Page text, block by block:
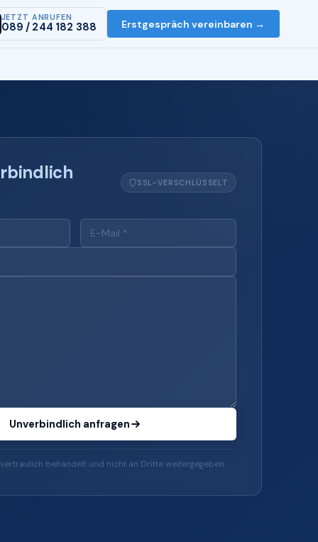
JETZT ANRUFEN
089 / 244 182 388 Erstgespräch vereinbaren →
SSL-VERSCHLÜSSELT
Unverbindlich anfragen
behandelt und nicht an Dritte weitergegeben.